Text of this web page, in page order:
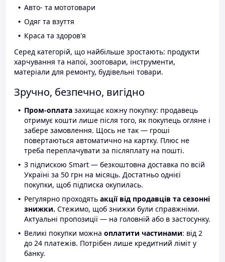
Авто- та мототовари
Одяг та взуття
Краса та здоров'я
Серед категорій, що найбільше зростають: продукти
харчування та напої, зоотовари, інструменти,
матеріали для ремонту, будівельні товари.
Зручно, безпечно, вигідно
Пром-оплата захищає кожну покупку: продавець
отримує кошти лише після того, як покупець огляне і
забере замовлення. Щось не так — гроші
повертаються автоматично на картку. Плюс не
треба переплачувати за післяплату на пошті.
З підпискою Smart — безкоштовна доставка по всій
Україні за 50 грн на місяць. Достатньо однієї
покупки, щоб підписка окупилась.
Регулярно проходять акції від продавців та сезонні
знижки. Стежимо, щоб знижки були справжніми.
Актуальні пропозиції — на головній або в застосунку.
Великі покупки можна оплатити частинами: від 2
до 24 платежів. Потрібен лише кредитний ліміт у
банку.